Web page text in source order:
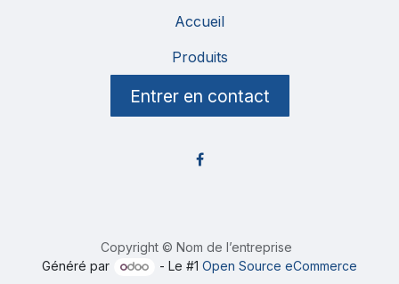
Accueil
Produits
Entrer en contact
Copyright © Nom de l’entreprise
Généré par
- Le #1Open Source eCommerce